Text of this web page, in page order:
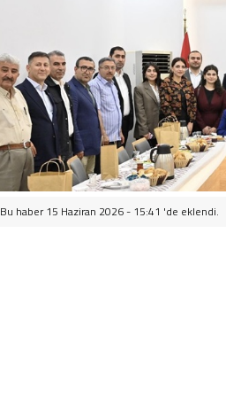
Bu haber 15 Haziran 2026 - 15:41 'de eklendi.